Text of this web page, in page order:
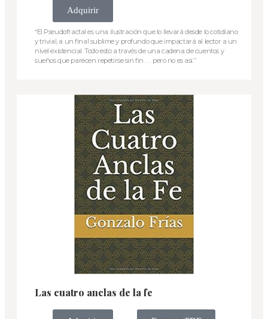
Adquirir
“El Pseudofractal es una ilustración que lo llevará desde lo cotidiano
y trivial, a un final sublime y profundo que impactará al lector a un
nivel existencial. Todo esto a través de una cadena de cuentos y
sueños que parecen repetirse sin fin . . . pero no es así.”
Las cuatro anclas de la fe